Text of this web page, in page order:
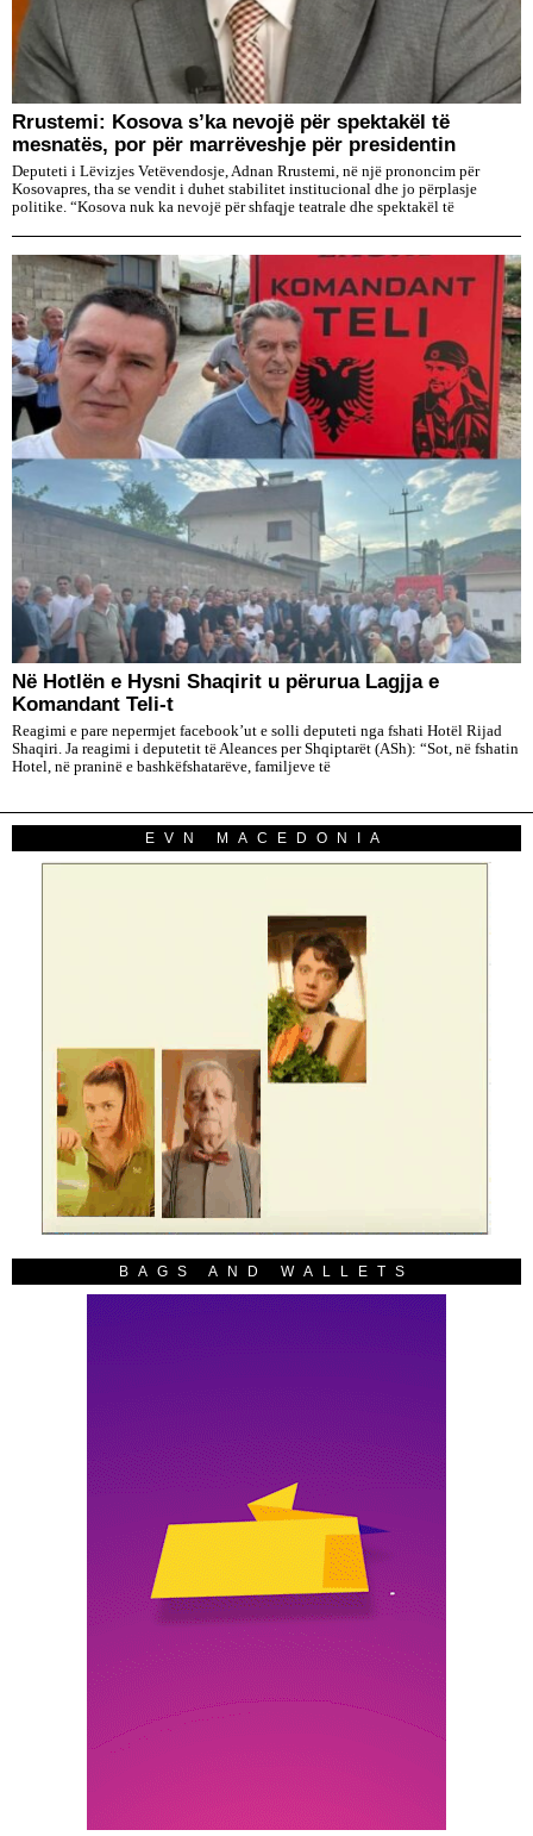
Rrustemi: Kosova s’ka nevojë për spektakël të
mesnatës, por për marrëveshje për presidentin
Deputeti i Lëvizjes Vetëvendosje, Adnan Rrustemi, në një prononcim për
Kosovapres, tha se vendit i duhet stabilitet institucional dhe jo përplasje
politike. “Kosova nuk ka nevojë për shfaqje teatrale dhe spektakël të
Në Hotlën e Hysni Shaqirit u përurua Lagjja e
Komandant Teli-t
Reagimi e pare nepermjet facebook’ut e solli deputeti nga fshati Hotël Rijad
Shaqiri. Ja reagimi i deputetit të Aleances per Shqiptarët (ASh): “Sot, në fshatin
Hotel, në praninë e bashkëfshatarëve, familjeve të
EVN MACEDONIA
BAGS AND WALLETS